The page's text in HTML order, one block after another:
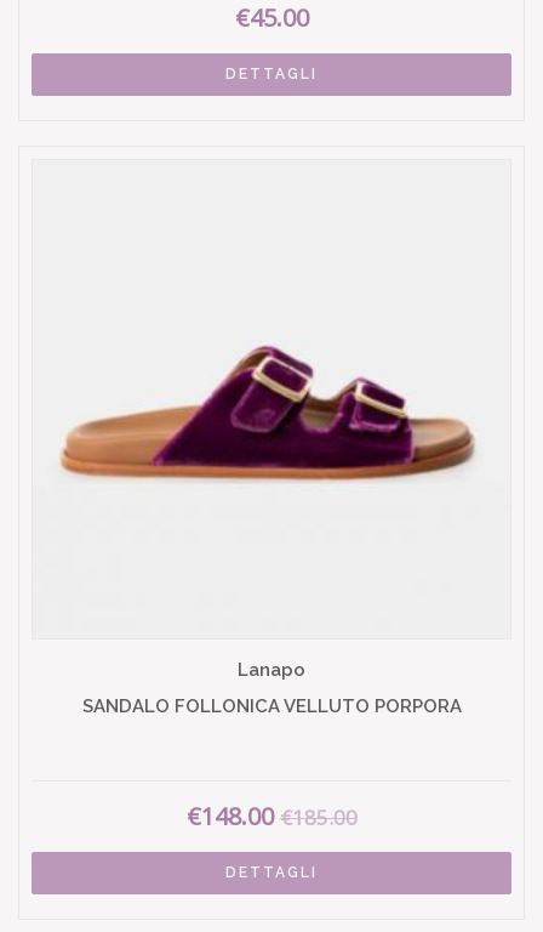
€45.00
DETTAGLI
Lanapo
SANDALO FOLLONICA VELLUTO PORPORA
€148.00 €185.00
DETTAGLI